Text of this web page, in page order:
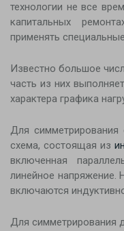
технологии не все
капитальных
применять
Известно большое
часть из них
характера графика
Для симметрирования
схема, состоящая из
включенная
линейное напряжение.
включаются
Для симметрирования